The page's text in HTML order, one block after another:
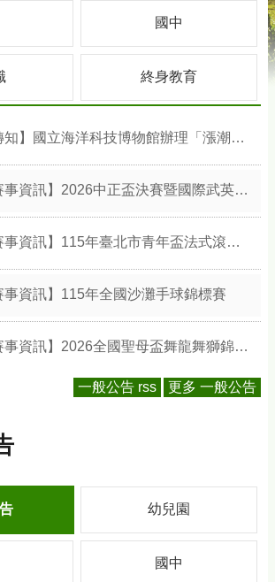
國中
終身教育
】國立海洋科技博物館辦理「漲潮時刻—原民智慧主題探索課程」參訪補助案
事資訊】2026中正盃決賽暨國際武英盃武術精英錦標賽
事資訊】115年臺北市青年盃法式滾球錦標賽
事資訊】115年全國沙灘手球錦標賽
事資訊】2026全國聖母盃舞龍舞獅錦標賽
一般公告 rss 更多 一般公告
幼兒園
國中